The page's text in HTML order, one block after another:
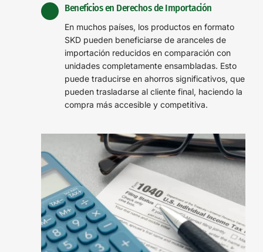
Beneficios en Derechos de Importación
En muchos países, los productos en formato
SKD pueden beneficiarse de aranceles de
importación reducidos en comparación con
unidades completamente ensambladas. Esto
puede traducirse en ahorros significativos, que
pueden trasladarse al cliente final, haciendo la
compra más accesible y competitiva.